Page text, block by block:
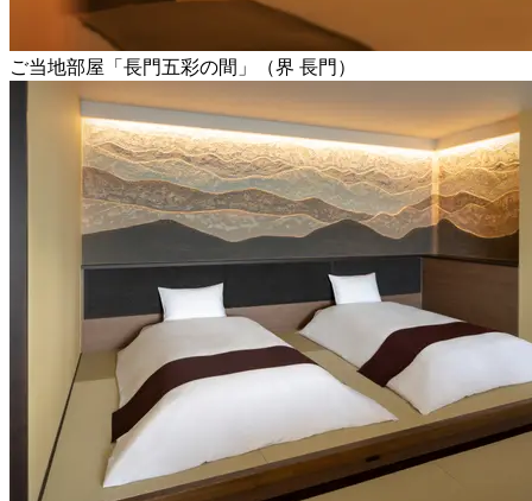
ご当地部屋「長門五彩の間」（界 長門）